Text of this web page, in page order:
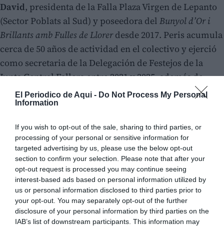
El Periodico de Aqui - Do Not Process My Personal
Information
If you wish to opt-out of the sale, sharing to third parties, or
processing of your personal or sensitive information for
targeted advertising by us, please use the below opt-out
section to confirm your selection. Please note that after your
opt-out request is processed you may continue seeing
interest-based ads based on personal information utilized by
us or personal information disclosed to third parties prior to
your opt-out. You may separately opt-out of the further
disclosure of your personal information by third parties on the
IAB’s list of downstream participants. This information may
David, presidenta de la Falla Plaza Virgen de Lepanto
(Sector Poblats al Sud) y poseedora del Bunyol d’Or i
Brillants amb Fulles de Llorerdesde 2017. Peris acumula
cerca de 50 años de actividad en el colectivo y ejerció
como secretaria de la Delegación de Festejos de la
Junta Central Fallera entre 2021 y 2025, además de
haber formado parte del jurado de la Fallera Mayor de
Valencia en 2023 y de múltiples preselecciones de